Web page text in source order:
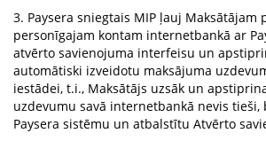
3. Paysera sniegtais MIP ļauj Maksātājam
personīgajam kontam internetbankā ar
atvērto savienojuma interfeisu un
automātiski izveidotu maksājuma
iestādei, t.i., Maksātājs uzsāk un
uzdevumu savā internetbankā nevis tieši,
Paysera sistēmu un atbalstītu Atvērto